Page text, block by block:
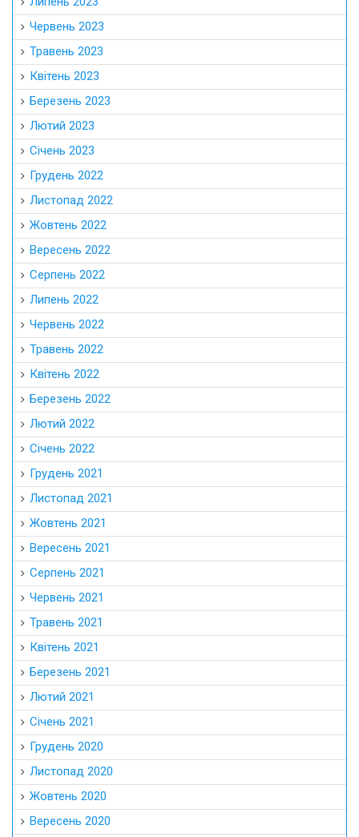
Червень 2023
Травень 2023
Квітень 2023
Березень 2023
Лютий 2023
Січень 2023
Грудень 2022
Листопад 2022
Жовтень 2022
Вересень 2022
Серпень 2022
Липень 2022
Червень 2022
Травень 2022
Квітень 2022
Березень 2022
Лютий 2022
Січень 2022
Грудень 2021
Листопад 2021
Жовтень 2021
Вересень 2021
Серпень 2021
Червень 2021
Травень 2021
Квітень 2021
Березень 2021
Лютий 2021
Січень 2021
Грудень 2020
Листопад 2020
Жовтень 2020
Вересень 2020